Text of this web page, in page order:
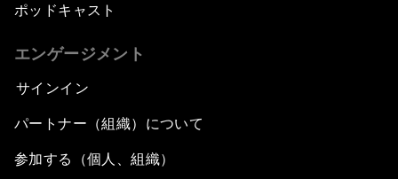
ポッドキャスト
エンゲージメント
サインイン
パートナー（組織）について
参加する（個人、組織）